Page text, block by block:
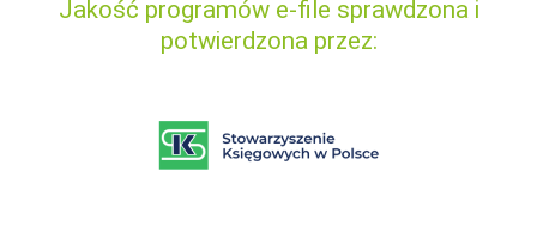
Jakość programów e-file sprawdzona i
potwierdzona przez: